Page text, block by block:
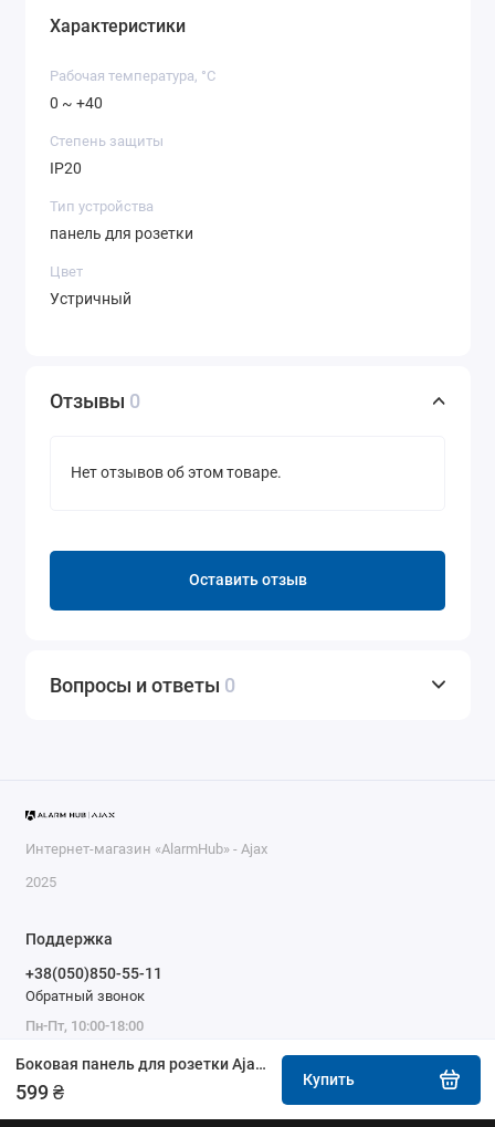
Боковая панель для розетки Ajax SideCover (type F) устричный
599 ₴
Купить
Характеристики
Рабочая температура, °C
0 ~ +40
Степень защиты
IP20
Тип устройства
панель для розетки
Цвет
Устричный
Отзывы 0
Нет отзывов об этом товаре.
Оставить отзыв
Вопросы и ответы 0
Интернет-магазин «AlarmHub» - Ajax
2025
Поддержка
+38(050)850-55-11
Обратный звонок
Пн-Пт, 10:00-18:00